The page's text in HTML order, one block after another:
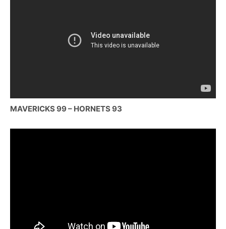
MAVERICKS 99 – HORNETS 93